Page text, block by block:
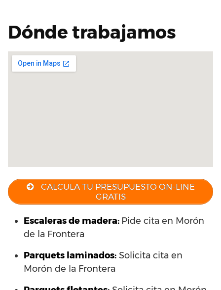
Dónde trabajamos
CALCULA TU PRESUPUESTO ON-LINE
GRATIS
Escaleras de madera: Pide cita en Morón
de la Frontera
Parquets laminados: Solicita cita en
Morón de la Frontera